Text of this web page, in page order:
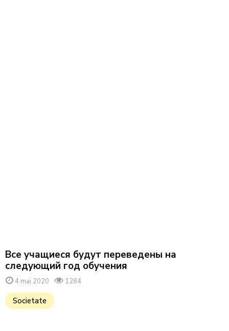
Все учащиеся будут переведены на
следующий год обучения
4 mai 2020 1284
Societate